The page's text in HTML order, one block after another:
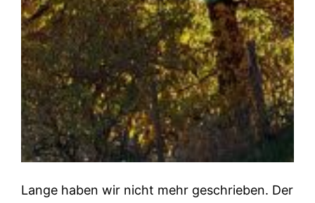
Lange haben wir nicht mehr geschrieben. Der